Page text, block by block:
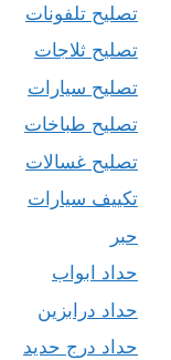
تصليح تلفونات
تصليح ثلاجات
تصليح سيارات
تصليح طباخات
تصليح غسالات
تكييف سيارات
حبر
حداد ابواب
حداد درابزين
حداد درج حديد